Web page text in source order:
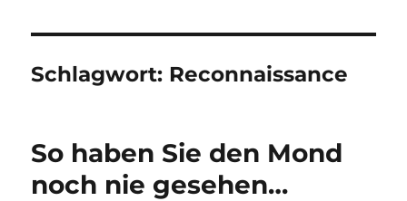
Schlagwort: Reconnaissance
So haben Sie den Mond
noch nie gesehen…